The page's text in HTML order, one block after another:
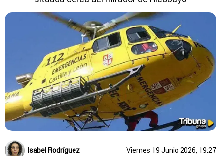
Isabel Rodríguez Viernes 19 Junio 2026, 19:27